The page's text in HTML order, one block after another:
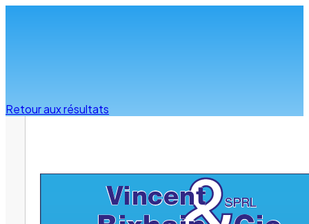
Retour aux résultats